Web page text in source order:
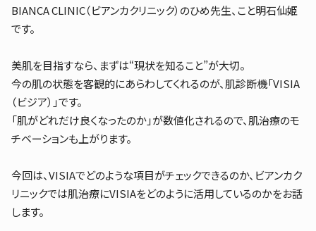
BIANCA CLINIC（ビアンカクリニック）のひめ先生、こと明石仙姫
です。
美肌を目指すなら、まずは“現状を知ること”が大切。
今の肌の状態を客観的にあらわしてくれるのが、肌診断機「VISIA
（ビジア）」です。
「肌がどれだけ良くなったのか」が数値化されるので、肌治療のモ
チベーションも上がります。
今回は、VISIAでどのような項目がチェックできるのか、ビアンカク
リニックでは肌治療にVISIAをどのように活用しているのかをお話
します。